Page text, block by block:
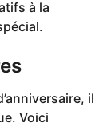
à la
il
Voici